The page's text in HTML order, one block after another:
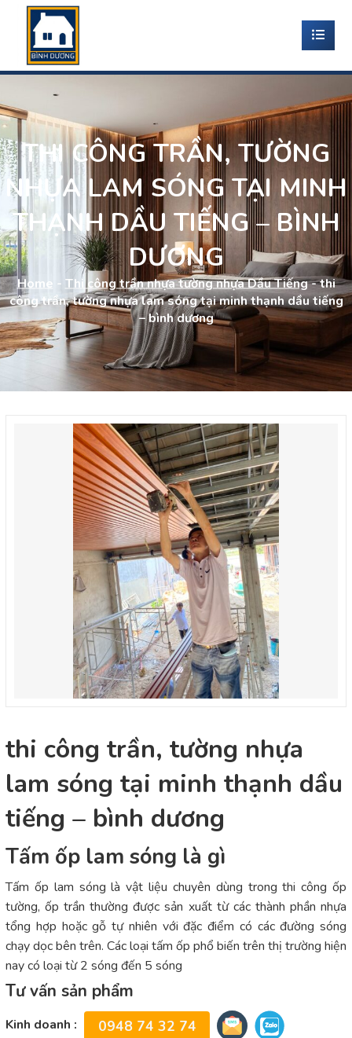
THI CÔNG TRẦN, TƯỜNG
NHỰA LAM SÓNG TẠI MINH
THẠNH DẦU TIẾNG – BÌNH
DƯƠNG
Home - Thi công trần nhựa tường nhựa Dầu Tiếng-thi
công trần, tường nhựa lam sóng tại minh thạnh dầu tiếng
– bình dương
thi công trần, tường nhựa
lam sóng tại minh thạnh dầu
tiếng – bình dương
Tấm ốp lam sóng là gì
Tấm ốp lam sóng là vật liệu chuyên dùng trong thi công ốp
tường, ốp trần thường được sản xuất từ các thành phần nhựa
tổng hợp hoặc gỗ tự nhiên với đặc điểm có các đường sóng
chạy dọc bên trên. Các loại tấm ốp phổ biến trên thị trường hiện
nay có loại từ 2 sóng đến 5 sóng
Tư vấn sản phẩm
Kinh doanh : 0948 74 32 74